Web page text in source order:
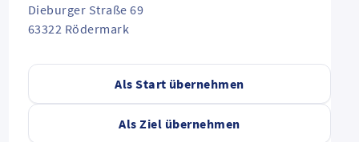
Als Start übernehmen
Als Ziel übernehmen
Dieburger Straße 69
63322 Rödermark